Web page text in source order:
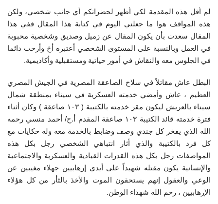
إرث جمال عبدالناصر
أخبار
منحة ناصر للقيادة الدولية
مرجعياتنا
المواطن العالمي
الرواد
فرص
لم أقل هذه المقدمة لكي أظهر لحضراتكم أي جانب شخصي، ولكن
هذه المواقف هوا ما جعلني اليوم في كتابة هذا المقال ففي هذا
المقال سعدت بأن يكون المقال عن زميل وصديق وشخصية محبوبة
في العمل وبالنسبة على المستوى الشخصي أعتبره أخ وأرحب دائما
في الجلوس معه والنقاش في أمور حياتية ومستقبلية وأكاديمية.
البطل عاش مقاتلاً في سلاح الصاعقة المصرية في الجيش المصري
العظيم ، عاش وأمضي خدمته العسكرية في سيناء بمنطقة شمال
سيناء بالعريش ليكون مقر خدمته بالكتيبة ( ١٠٣ صاعقة ) وكان أثناء
فترة خدمته قائد الكتيبة ١٠٣ صاعقة المقدم أ.ح/ أحمد منسي رحمه
الله الذي يفخر كل جندي وصف وضابط بالخدمة معه وله حكايات مع
كل فرد بالكتيبة والذي أثار انتباهي الشخصي رجل بكل هذه
المواصفات رجل بكل هذه القدرات القيادية والعسكرية والاجتماعية
والإنسانية يكون مقتله شهيداً على أيدي إرهابيين جهلاء مغيبين عن
الوعي والعقول إنهم يستحقون الموت والأخذ بالثأر من كل هؤلاء
الإرهابيين ، رحم الله شهداء الوطن.